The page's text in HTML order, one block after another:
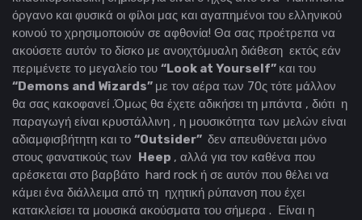
όργανο και φυσικά οι φίλοι μας και αγαπημένοι του ελληνικού
κοινού το χρησιμοποιούν σε αφθονία! Θα σας προέτρεπα να
ακούσετε αυτόν το δίσκο με ανοιχτόμυαλη διάθεση εκτός εάν
περιμένετε το μεγαλείο του “Look at Yourself” και του
“Demons and Wizards” με τον αέρα των 70ς τότε μάλλον
θα σας κακοφανεί .Όμως θα έχετε αδικήσει τη μπάντα , διότι η
παραγωγή είναι κρυστάλλινη , η μουσικότητα των μελών είναι
αδιαμφισβήτητη και το “Outsider” δεν απευθύνεται μόνο
στους φανατικούς των Heep , αλλά για τον καθένα που
αρέσκεται στο βαρβάτο hard rock ή σε αυτόν που θέλει να
κάμει ένα διάλλειμα από τη ηχητική ρύπανση που έχει
κατακλείσει τα μουσικά ακούσματα του σήμερα . Είναι η